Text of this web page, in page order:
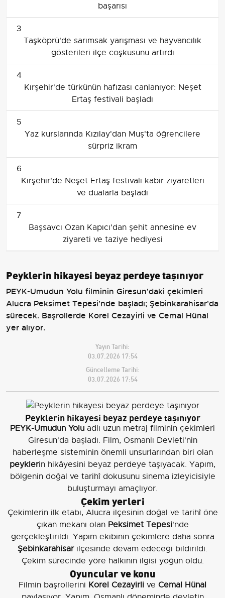
başarısı
3
Taşköprü'de sarımsak yarışması ve hayvancılık
gösterileri ilçe coşkusunu artırdı
4
Kırşehir'de türkünün hafızası canlanıyor: Neşet
Ertaş festivali başladı
5
Yaz kurslarında Kızılay'dan Muş'ta öğrencilere
sürpriz ikram
6
Kırşehir'de Neşet Ertaş festivali kabir ziyaretleri
ve dualarla başladı
7
Başsavcı Ozan Kapıcı'dan şehit annesine ev
ziyareti ve taziye hediyesi
Peyklerin hikayesi beyaz perdeye taşınıyor
PEYK-Umudun Yolu filminin Giresun'daki çekimleri
Alucra Peksimet Tepesi'nde başladı; Şebinkarahisar'da
sürecek. Başrollerde Korel Cezayirli ve Cemal Hünal
yer alıyor.
Yayın Tarihi:
03.07.2026 17:54
Güncelleme Tarihi:
03.07.2026 17:54
Peyklerin hikayesi beyaz perdeye taşınıyor
PEYK-Umudun Yolu adlı uzun metraj filminin çekimleri
Giresun'da başladı. Film, Osmanlı Devleti'nin
haberleşme sisteminin önemli unsurlarından biri olan
peyklerin hikâyesini beyaz perdeye taşıyacak. Yapım,
bölgenin doğal ve tarihî dokusunu sinema izleyicisiyle
buluşturmayı amaçlıyor.
Çekim yerleri
Çekimlerin ilk etabı, Alucra ilçesinin doğal ve tarihî öne
çıkan mekanı olan Peksimet Tepesi'nde
gerçekleştirildi. Yapım ekibinin çekimlere daha sonra
Şebinkarahisarilçesinde devam edeceği bildirildi.
Çekim sürecinde yöre halkının ilgisi yoğun oldu.
Oyuncular ve konu
Filmin başrollerini Korel Cezayirli ve Cemal Hünal